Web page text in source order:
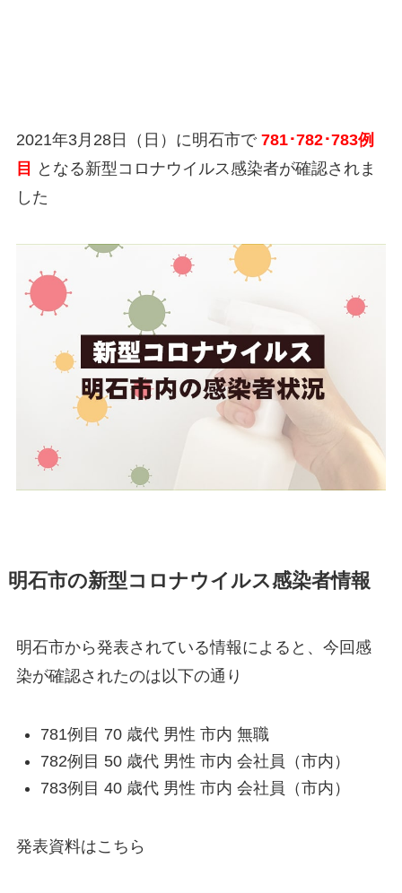
2021年3月28日（日）に明石市で 781･782･783例
目
となる新型コロナウイルス感染者が確認されま
した
明石市の新型コロナウイルス感染者情報
明石市から発表されている情報によると、今回感
染が確認されたのは以下の通り
781例目 70 歳代 男性 市内 無職
782例目 50 歳代 男性 市内 会社員（市内）
783例目 40 歳代 男性 市内 会社員（市内）
発表資料はこちら